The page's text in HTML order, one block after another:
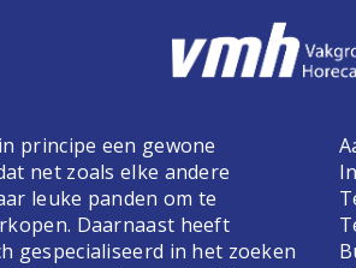
principe een gewone
net zoals elke andere
leuke panden om te
Daarnaast heeft
gespecialiseerd in het zoeken